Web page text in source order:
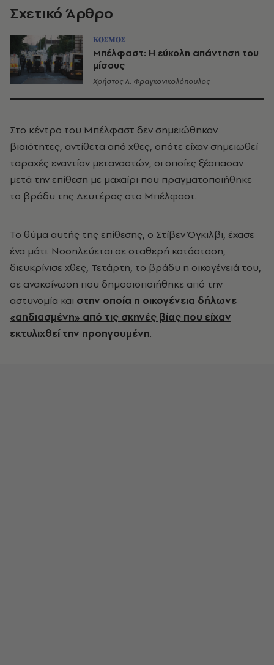
Σχετικό Άρθρο
ΚΟΣΜΟΣ
Μπέλφαστ: Η εύκολη απάντηση του
μίσους
Χρήστος Α. Φραγκονικολόπουλος
Στο κέντρο του Μπέλφαστ δεν σημειώθηκαν
βιαιότητες, αντίθετα από χθες, οπότε είχαν σημειωθεί
ταραχές εναντίον μεταναστών, οι οποίες ξέσπασαν
μετά την επίθεση με μαχαίρι που πραγματοποιήθηκε
το βράδυ της Δευτέρας στο Μπέλφαστ.
Το θύμα αυτής της επίθεσης, ο Στίβεν Όγκιλβι, έχασε
ένα μάτι. Νοσηλεύεται σε σταθερή κατάσταση,
διευκρίνισε χθες, Τετάρτη, το βράδυ η οικογένειά του,
σε ανακοίνωση που δημοσιοποιήθηκε από την
αστυνομία και στην οποία η οικογένεια δήλωνε
«αηδιασμένη» από τις σκηνές βίας που είχαν
εκτυλιχθεί την προηγουμένη.